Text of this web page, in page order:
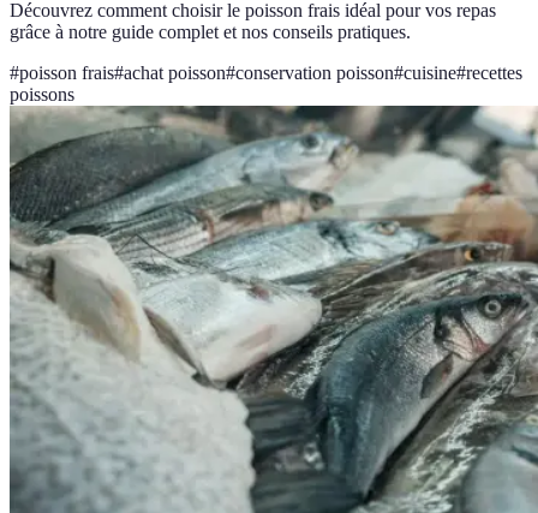
Découvrez comment choisir le poisson frais idéal pour vos repas
grâce à notre guide complet et nos conseils pratiques.
#poisson frais#achat poisson#conservation poisson#cuisine#recettes
poissons